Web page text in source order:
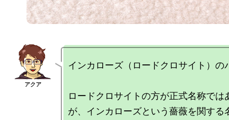
インカローズ（ロードクロサイト）の
ロードクロサイトの方が正式名称では
が、インカローズという薔薇を関する